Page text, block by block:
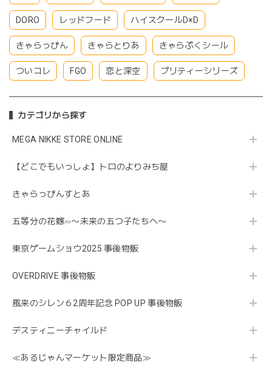
DORO レッドフード ハイスクールD×D
きゃらっぴん きゃらとりあ きゃらぷくシール
ついコレ FGO 恋と深空 プリティーシリーズ
カテゴリから探す
MEGA NIKKE STORE ONLINE
【どこでもいっしょ】トロのよりみち屋
きゃらっぴんすとあ
五等分の花嫁∽〜未来の五つ子たちへ〜
東京ゲームショウ2025 事後物販
OVERDRIVE 事後物販
風来のシレン６2周年記念 POP UP 事後物販
デスティニーチャイルド
≪あるじゃんマーケット限定商品≫